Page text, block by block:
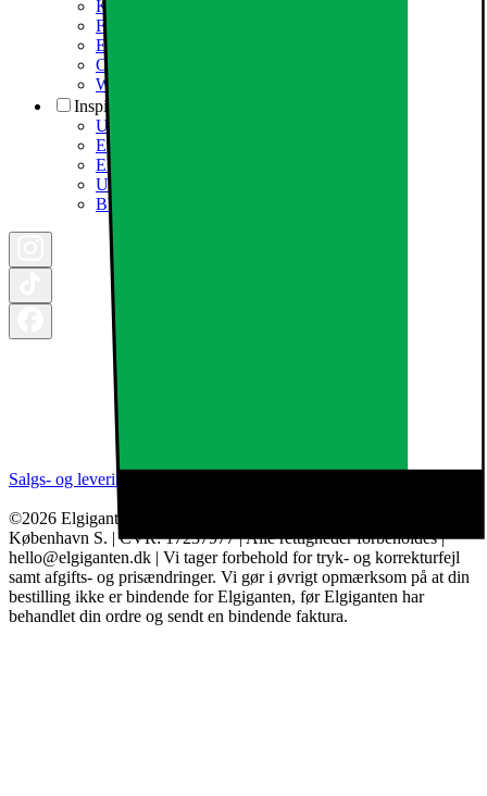
Karriere i Elgiganten
Fødevarestyrelsen smiley
Elgigantens Kundeklub
Om Elgiganten Erhverv
Whistleblowing i organisationen
Inspiration
Ugens tilbud - og andre gode priser
Epoq køkken & bryggers
Elgigantens Magasin
Udsalg
Black Friday 2026
Salgs- og leveringsbetingelser
©2026 Elgiganten A/S | Arne Jacobsens Allé 16, 2. - 2300
København S. | CVR: 17237977 | Alle rettigheder forbeholdes |
hello@elgiganten.dk | Vi tager forbehold for tryk- og korrekturfejl
samt afgifts- og prisændringer. Vi gør i øvrigt opmærksom på at din
bestilling ikke er bindende for Elgiganten, før Elgiganten har
behandlet din ordre og sendt en bindende faktura.